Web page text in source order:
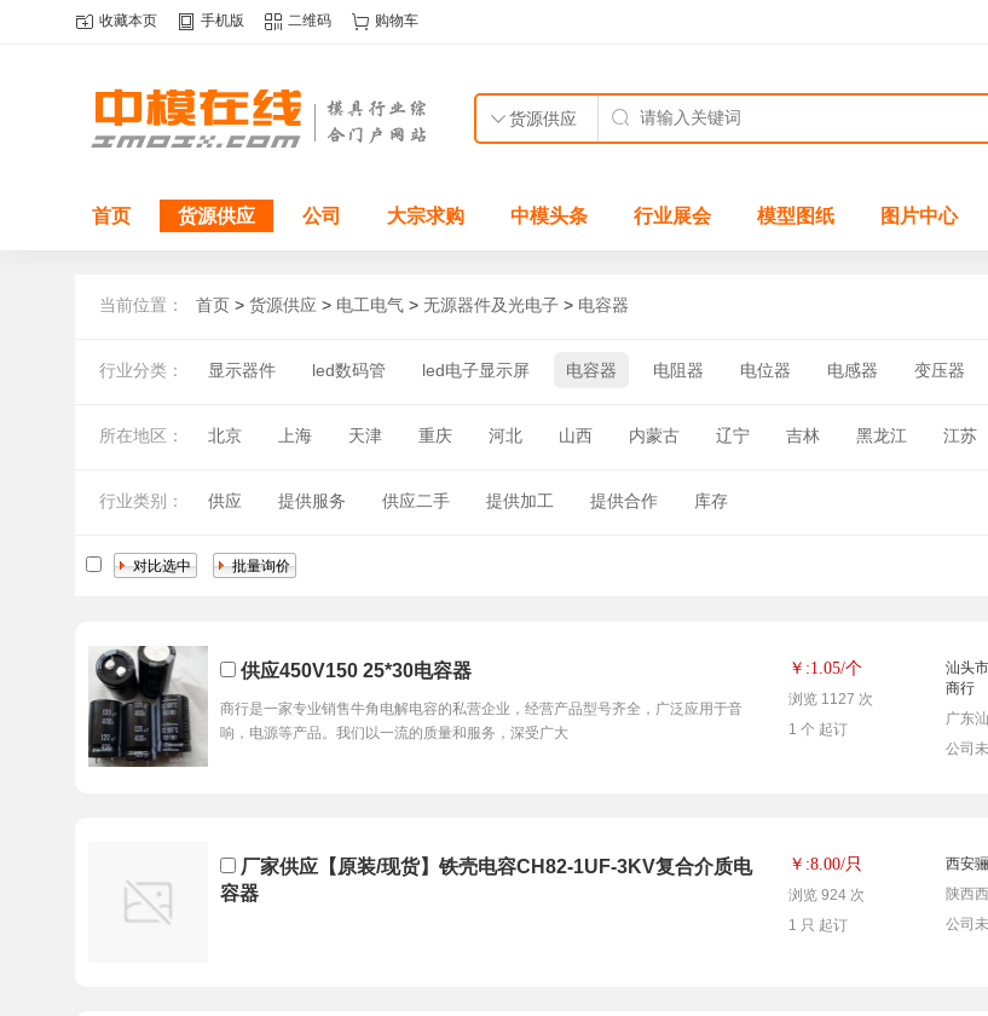
收藏本页 手机版 二维码 购物车
首页 货源供应 公司 大宗求购 中模头条 行业展会 模型图纸 图片中心
当前位置： 首页 > 货源供应 > 电工电气 > 无源器件及光电子 > 电容器
行业分类： 显示器件 led数码管 led电子显示屏 电容器 电阻器 电位器 电感器 变压器
所在地区： 北京 上海 天津 重庆 河北 山西 内蒙古 辽宁 吉林 黑龙江 江苏
行业类别： 供应 提供服务 供应二手 提供加工 提供合作 库存
供应450V150 25*30电容器
商行是一家专业销售牛角电解电容的私营企业，经营产品型号齐全，广泛应用于音
响，电源等产品。我们以一流的质量和服务，深受广大
￥:1.05/个
浏览 1127 次
1 个 起订
汕头
商行
广东
公司
厂家供应【原装/现货】铁壳电容CH82-1UF-3KV复合介质电
容器
￥:8.00/只
浏览 924 次
1 只 起订
西安
陕西
公司